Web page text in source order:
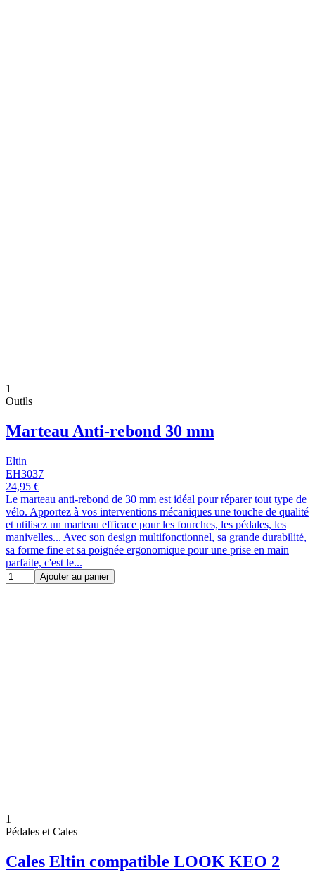
1
Outils
Marteau Anti-rebond 30 mm
Eltin
EH3037
24,95 €
Le marteau anti-rebond de 30 mm est idéal pour réparer tout type de
vélo. Apportez à vos interventions mécaniques une touche de qualité
et utilisez un marteau efficace pour les fourches, les pédales, les
manivelles... Avec son design multifonctionnel, sa grande durabilité,
sa forme fine et sa poignée ergonomique pour une prise en main
parfaite, c'est le...
Ajouter au panier
1
Pédales et Cales
Cales Eltin compatible LOOK KEO 2